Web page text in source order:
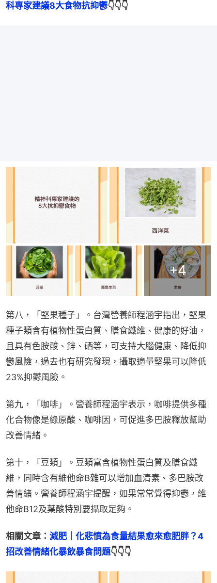
科專家建議8大食物抗抑鬱👇👇👇
+4
第八，「堅果種子」。台灣營養師程涵宇指出，堅果
種子類含有植物性蛋白質、膳食纖維、健康的好油，
且具有色胺酸、鋅、硒等，可支持大腦健康、降低抑
鬱風險，過去也有研究發現，攝取適量堅果可以降低
23%抑鬱風險。
第九，「咖啡」。營養師程涵宇表示，咖啡提供多種
化合物像是綠原酸、咖啡因，可促進多巴胺釋放幫助
改善情緒。
第十，「豆類」。豆類富含植物性蛋白質及膳食纖
維，同時含有維他命B雜可以增加血清素、多巴胺改
善情緒。營養師程涵宇提醒，如果常常覺得抑鬱，維
他命B12及葉酸特別要攝取足夠。
相關文章： 減肥｜化悲憤為食量結果愈來愈肥胖？4
招改善情緒化暴飲暴食問題👇👇👇